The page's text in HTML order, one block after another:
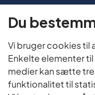
International in
Cookies
Du
Vi bruger cookies til
Enkelte elementer
medier kan sætte
funktionalitet til